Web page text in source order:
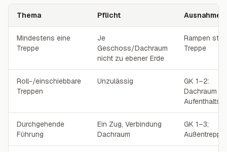
Thema Pflicht Ausnahme
Mindestens eine
Treppe
Je
Geschoss/Dachraum
nicht zu ebener Erde
Rampen statt
Treppe
Roll-/einschiebbare
Treppen
Unzulässig
GK 1–2:
Dachraum
Durchgehende
Führung
Ein Zug, Verbindung
Dachraum
GK 1–3;
Außentreppe